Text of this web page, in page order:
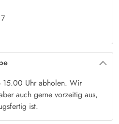
Arbeit ruft, könnt ihr euch hier
Badezimmer hat eine
Duschnische.
Sommertage
könnt ihr die sonnigen
Lehnt euch mit einem
oder deckt draußen den
Grillabend. Eure Kids können auf
Körbe werfen – und
15.00 Uhr abholen. Wir
auch gerne vorzeitig aus,
ist.